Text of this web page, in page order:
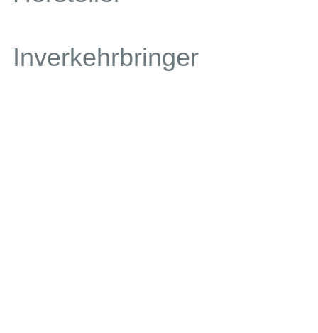
Inverkehrbringer